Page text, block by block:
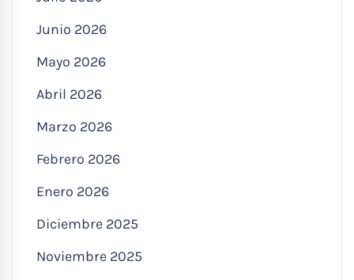
Junio 2026
Mayo 2026
Abril 2026
Marzo 2026
Febrero 2026
Enero 2026
Diciembre 2025
Noviembre 2025